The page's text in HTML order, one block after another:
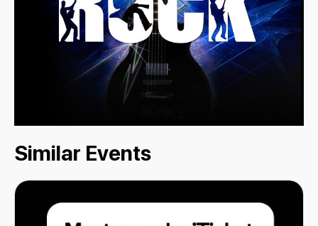
Similar Events